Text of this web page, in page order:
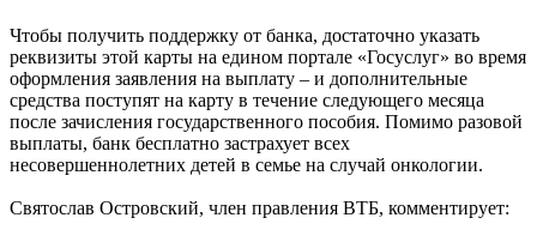
Чтобы получить поддержку от банка, достаточно указать
реквизиты этой карты на едином портале «Госуслуг» во время
оформления заявления на выплату – и дополнительные
средства поступят на карту в течение следующего месяца
после зачисления государственного пособия. Помимо разовой
выплаты, банк бесплатно застрахует всех
несовершеннолетних детей в семье на случай онкологии.
Святослав Островский, член правления ВТБ, комментирует: